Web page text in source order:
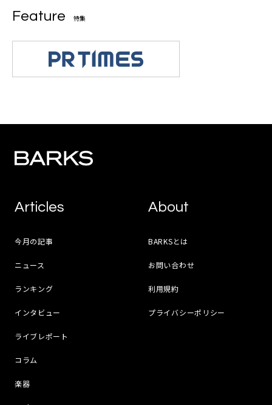
Feature 特集
Articles
今月の記事
ニュース
ランキング
インタビュー
ライブレポート
コラム
楽器
About
BARKSとは
お問い合わせ
利用規約
プライバシーポリシー